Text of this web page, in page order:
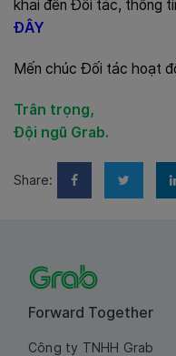
khai đến Đối tác, thông
ĐÂY
Mến chúc Đối tác hoạt
Trân trọng,
Đội ngũ Grab.
Share:
Forward Together
Công ty TNHH Grab